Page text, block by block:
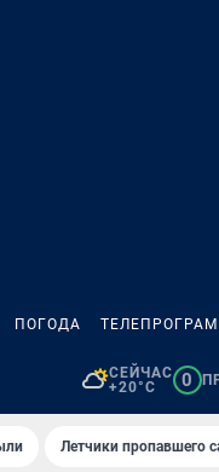
ПОГОДА
СЕЙЧАС
+20°C
0
Летчики пропавшего